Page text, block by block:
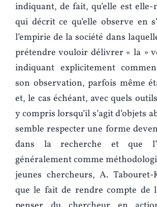
indiquant, de fait, qu’elle est elle-
qui décrit ce qu’elle observe en
l’empirie de la société dans
prétendre vouloir délivrer « la »
indiquant explicitement
son observation, parfois même
et, le cas échéant, avec quels
y compris lorsqu’il s’agit d’objets
semble respecter une forme
dans la recherche et que
généralement comme
jeunes chercheurs, A.
que le fait de rendre compte de